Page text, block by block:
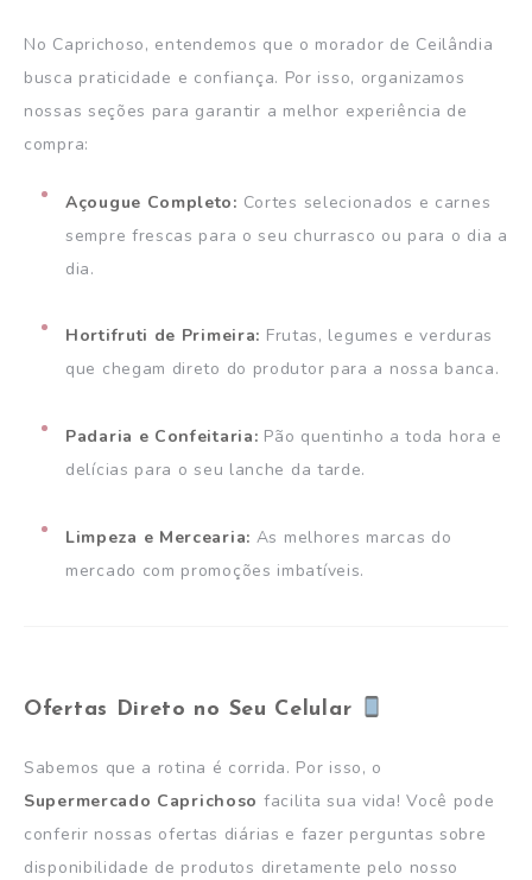
No Caprichoso, entendemos que o morador de Ceilândia
busca praticidade e confiança. Por isso, organizamos
nossas seções para garantir a melhor experiência de
compra:
Açougue Completo: Cortes selecionados e carnes
sempre frescas para o seu churrasco ou para o dia a
dia.
Hortifruti de Primeira: Frutas, legumes e verduras
que chegam direto do produtor para a nossa banca.
Padaria e Confeitaria: Pão quentinho a toda hora e
delícias para o seu lanche da tarde.
Limpeza e Mercearia: As melhores marcas do
mercado com promoções imbatíveis.
Ofertas Direto no Seu Celular
Sabemos que a rotina é corrida. Por isso, o
Supermercado Caprichoso facilita sua vida! Você pode
conferir nossas ofertas diárias e fazer perguntas sobre
disponibilidade de produtos diretamente pelo nosso